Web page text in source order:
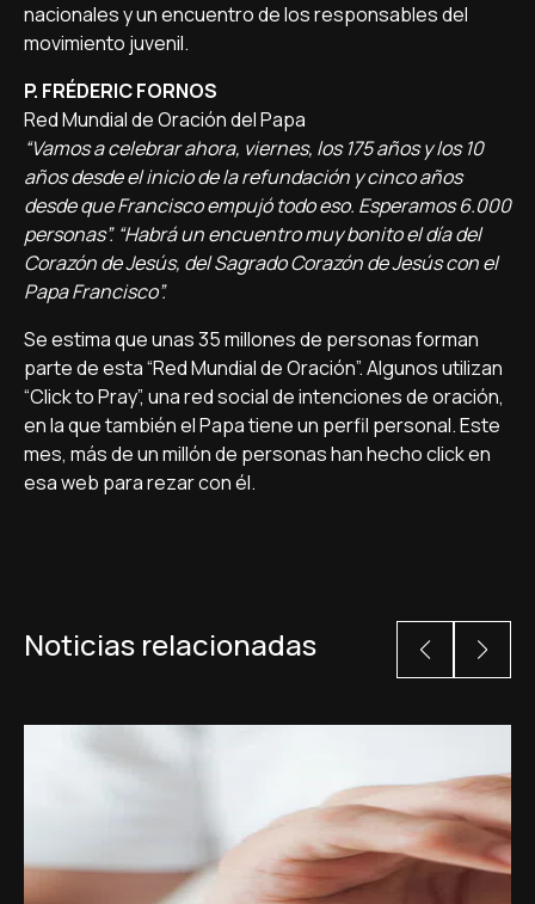
nacionales y un encuentro de los responsables del
movimiento juvenil.
P. FRÉDERIC FORNOS
Red Mundial de Oración del Papa
“Vamos a celebrar ahora, viernes, los 175 años y los 10
años desde el inicio de la refundación y cinco años
desde que Francisco empujó todo eso. Esperamos 6.000
personas”. “Habrá un encuentro muy bonito el día del
Corazón de Jesús, del Sagrado Corazón de Jesús con el
Papa Francisco”.
Se estima que unas 35 millones de personas forman
parte de esta “Red Mundial de Oración”. Algunos utilizan
“Click to Pray”, una red social de intenciones de oración,
en la que también el Papa tiene un perfil personal. Este
mes, más de un millón de personas han hecho click en
esa web para rezar con él.
Noticias relacionadas